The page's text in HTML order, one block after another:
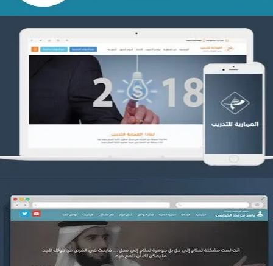
تصميم العمارية للتدريب
التفاصيل
موقع ياسر بن بدر الحزيمي